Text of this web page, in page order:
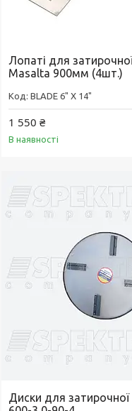
Купити
Лопаті для
Masalta 900мм (4шт.)
BLADE 6" X 14"
1 550 ₴
В наявності
Диски для